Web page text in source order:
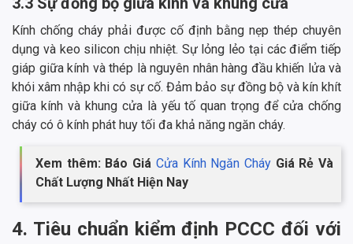
Kính chống cháy phải được cố định bằng nẹp thép chuyên
dụng và keo silicon chịu nhiệt. Sự lỏng lẻo tại các điểm tiếp
giáp giữa kính và thép là nguyên nhân hàng đầu khiến lửa và
khói xâm nhập khi có sự cố. Đảm bảo sự đồng bộ và kín khít
giữa kính và khung cửa là yếu tố quan trọng để cửa chống
cháy có ô kính phát huy tối đa khả năng ngăn cháy.
Xem thêm: Báo Giá Cửa Kính Ngăn CháyGiá Rẻ Và
Chất Lượng Nhất Hiện Nay
4. Tiêu chuẩn kiểm định PCCC đối với